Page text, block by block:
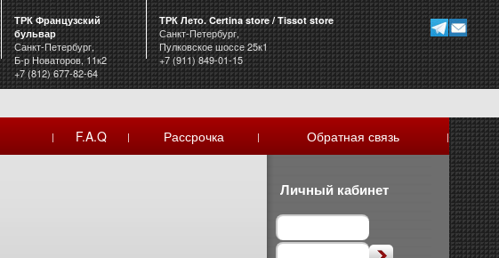
ТРК Французский
бульвар
Санкт-Петербург,
Б-р Новаторов, 11к2
+7 (812) 677-82-64
ТРК Лето. Certina store / Tissot store
Санкт-Петербург,
Пулковское шоссе 25к1
+7 (911) 849-01-15
| F.A.Q | Рассрочка | Обратная связь |
Личный кабинет